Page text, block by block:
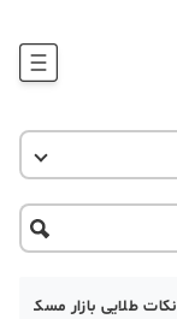
آموزش املاک
حقوقی
آکادمی
طلایی بازار مسکن با